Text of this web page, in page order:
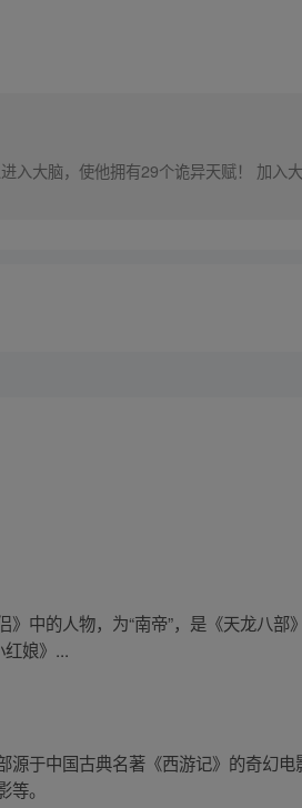
入大脑，使他拥有29个诡异天赋！ 加入
中的人物，为“南帝”，是《天龙八部
娘》...
于中国古典名著《西游记》的奇幻
。